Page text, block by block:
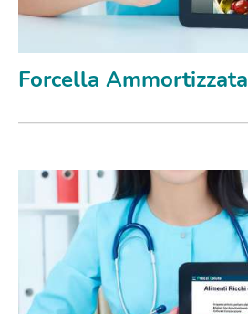
Forcella Ammortizzata